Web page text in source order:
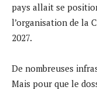
pays allait se
l’organisation de la
2027.
De nombreuses
Mais pour que le